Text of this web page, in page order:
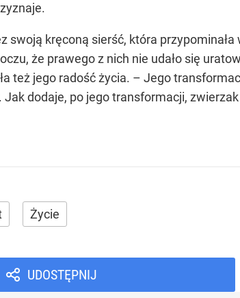
swoją kręconą sierść, która przypominała
że prawego z nich nie udało się
też jego radość życia. – Jego
dodaje, po jego transformacji,
Życie
UDOSTĘPNIJ